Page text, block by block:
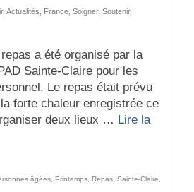
, Actualités France Soigner, Soutenir,
a été organisé par la
Sainte-Claire pour les
Le repas était prévu
forte chaleur enregistrée ce
deux lieux … Lire la
âgées, Printemps, Repas, Sainte-Claire,